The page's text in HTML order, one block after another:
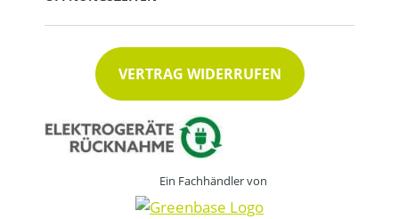
VERTRAG WIDERRUFEN
Ein Fachhändler von